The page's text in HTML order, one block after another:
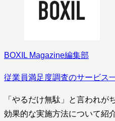
BOXIL Magazine編集部
従業員満足度調査のサービス
「やるだけ無駄」と言われ
効果的な実施方法について紹